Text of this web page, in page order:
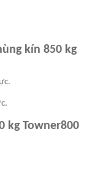
kín 850 kg
kg Towner800